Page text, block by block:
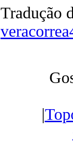
Tradução
|